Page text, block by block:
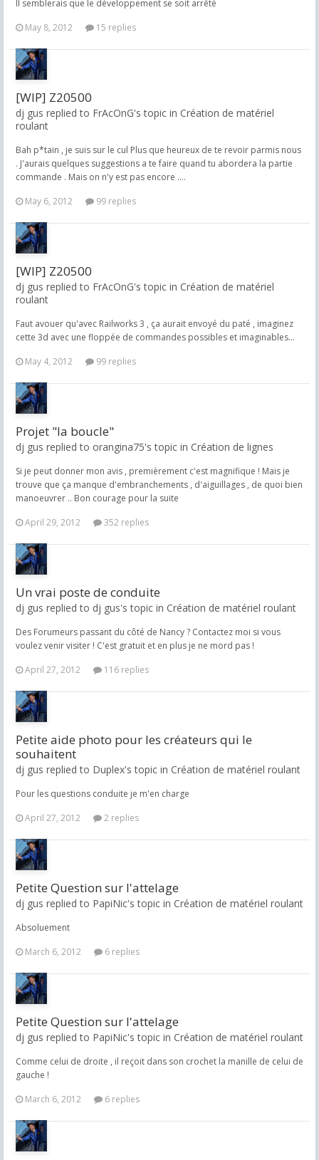
Il semblerais que le développement se soit arrêté
May 8, 2012
15 replies
[WIP] Z20500
dj gus replied to FrAcOnG's topic in Création de matériel
roulant
Bah p*tain , je suis sur le cul Plus que heureux de te revoir parmis nous
. J'aurais quelques suggestions a te faire quand tu abordera la partie
commande . Mais on n'y est pas encore ....
May 6, 2012
99 replies
[WIP] Z20500
dj gus replied to FrAcOnG's topic in Création de matériel
roulant
Faut avouer qu'avec Railworks 3 , ça aurait envoyé du paté , imaginez
cette 3d avec une floppée de commandes possibles et imaginables...
May 4, 2012
99 replies
Projet "la boucle"
dj gus replied to orangina75's topic in Création de lignes
Si je peut donner mon avis , premièrement c'est magnifique ! Mais je
trouve que ça manque d'embranchements , d'aiguillages , de quoi bien
manoeuvrer .. Bon courage pour la suite
April 29, 2012
352 replies
Un vrai poste de conduite
dj gus replied to dj gus's topic in Création de matériel roulant
Des Forumeurs passant du côté de Nancy ? Contactez moi si vous
voulez venir visiter ! C'est gratuit et en plus je ne mord pas !
April 27, 2012
116 replies
Petite aide photo pour les créateurs qui le
souhaitent
dj gus replied to Duplex's topic in Création de matériel roulant
Pour les questions conduite je m'en charge
April 27, 2012
2 replies
Petite Question sur l'attelage
dj gus replied to PapiNic's topic in Création de matériel roulant
Absoluement
March 6, 2012
6 replies
Petite Question sur l'attelage
dj gus replied to PapiNic's topic in Création de matériel roulant
Comme celui de droite , il reçoit dans son crochet la manille de celui de
gauche !
March 6, 2012
6 replies